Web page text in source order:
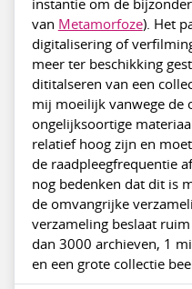
van Metamorfoze). Het
digitalisering of
meer ter beschikking
dititalseren van een
mij moeilijk vanwege de
ongelijksoortige
relatief hoog zijn en
de raadpleegfrequentie
nog bedenken dat dit is
de omvangrijke
verzameling beslaat
dan 3000 archieven, 1
en een grote collectie